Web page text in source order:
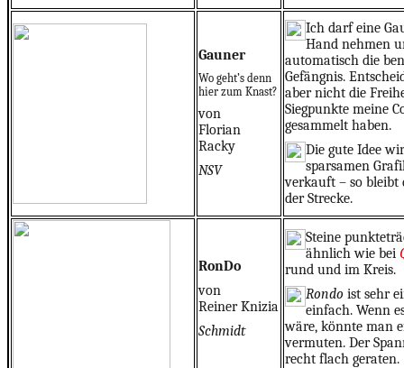
Gauner
Wo geht’s denn
hier zum Knast?
von
Florian
Racky
NSV
Ich darf eine
Hand nehmen
automatisch die
Gefängnis.
aber nicht die
Siegpunkte meine
gesammelt haben.
Die gute Idee
sparsamen
verkauft – so bleibt
der Strecke.
RonDo
von
Reiner Knizia
Schmidt
Steine
ähnlich wie bei
rund und im Kreis.
Rondo ist sehr
einfach. Wenn
wäre, könnte man
vermuten. Der
recht flach geraten.